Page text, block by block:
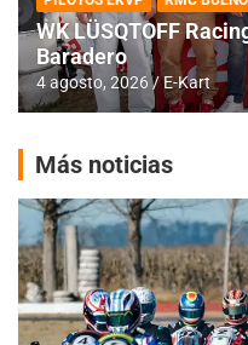
WK LÜSQTOFF
Baradero
4 agosto, 2026 E-Kart
Más noticias